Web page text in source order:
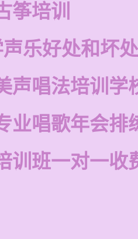
筝培训
乐好处和坏处
声唱法培训学
业唱歌年会排
训班一对一收